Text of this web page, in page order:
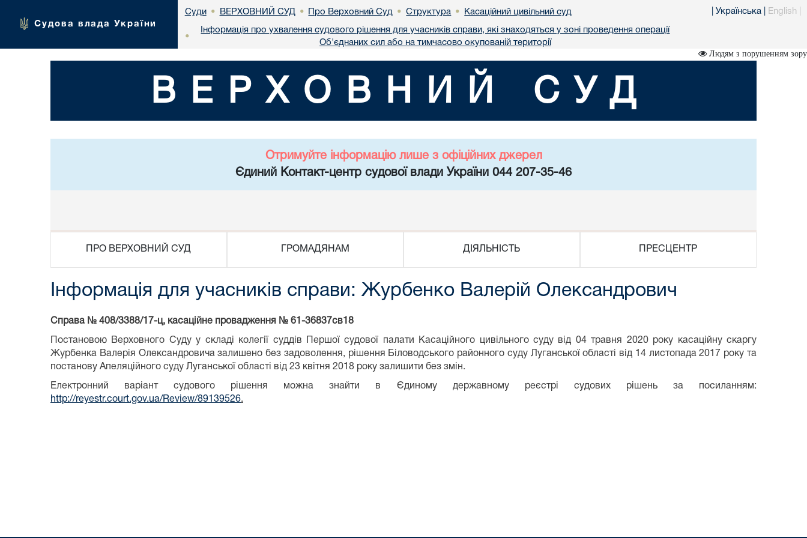
Судова влада України
Суди • ВЕРХОВНИЙ СУД • Про Верховний Суд • Структура • Касаційний цивільний суд
•
Інформація про ухвалення судового рішення для учасників справи, які знаходяться у зоні проведення операції
Об'єднаних сил або на тимчасово окупованій території
Українська English
Людям з порушенням зору
ВЕРХОВНИЙ СУД
Отримуйте інформацію лише з офіційних джерел
Єдиний Контакт-центр судової влади України 044 207-35-46
ПРО ВЕРХОВНИЙ СУД ГРОМАДЯНАМ ДІЯЛЬНІСТЬ ПРЕСЦЕНТР
Інформація для учасників справи: Журбенко Валерій Олександрович
Справа № 408/3388/17-ц, касаційне провадження № 61-36837св18
Постановою Верховного Суду у складі колегії суддів Першої судової палати Касаційного цивільного суду від 04 травня 2020 року касаційну скаргу
Журбенка Валерія Олександровича залишено без задоволення, рішення Біловодського районного суду Луганської області від 14 листопада 2017 року та
постанову Апеляційного суду Луганської області від 23 квітня 2018 року залишити без змін.
Електронний варіант судового рішення можна знайти в Єдиному державному реєстрі судових рішень за посиланням:
http://reyestr.court.gov.ua/Review/89139526.